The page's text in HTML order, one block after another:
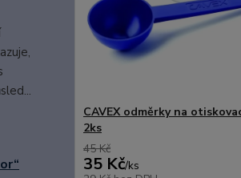
CAVEX odměrky na
2ks
45 Kč
35 Kč/ks